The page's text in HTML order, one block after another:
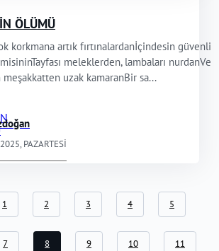
ÖLÜMÜ
korkmana artık fırtınalardanİçindesin güvenli
meleklerden, lambaları nurdanVe
uzak kamaranBir sa...
PAZARTESI
1 2 3 4 5
7 8 9 10 11